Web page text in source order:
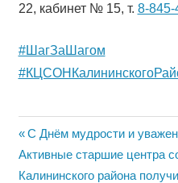
22, кабинет № 15, т. 8-845-
#ШагЗаШагом
Навигация
по
Previous
Post:
С Днём мудрости и
Next
Post:
Активные старшие центра
Калининского района